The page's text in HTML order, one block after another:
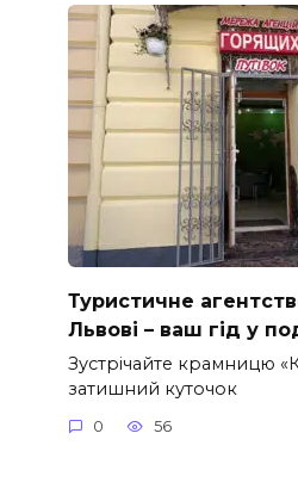
Туристичне
Львові – ваш гід у
Зустрічайте крамницю
затишний куточок
0 56